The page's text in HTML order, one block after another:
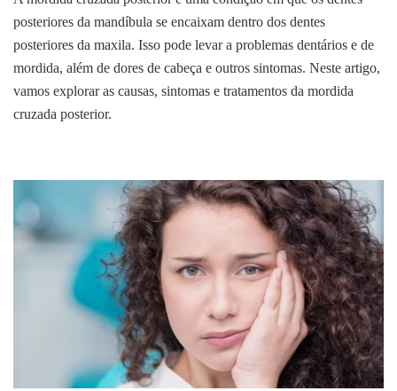
posteriores da mandíbula se encaixam dentro dos dentes
posteriores da maxila. Isso pode levar a problemas dentários e de
mordida, além de dores de cabeça e outros sintomas. Neste artigo,
vamos explorar as causas, sintomas e tratamentos da mordida
cruzada posterior.